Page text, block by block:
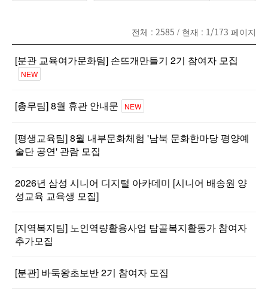
전체 : 2585 / 현재 : 1/173 페이지
[분관 교육여가문화팀] 손뜨개만들기 2기 참여자 모집
NEW
[총무팀] 8월 휴관 안내문 NEW
[평생교육팀] 8월 내부문화체험 '남북 문화한마당 평양예
술단 공연' 관람 모집
2026년 삼성 시니어 디지털 아카데미 [시니어 배송원 양
성교육 교육생 모집]
[지역복지팀] 노인역량활용사업 탑골복지활동가 참여자
추가모집
[분관] 바둑왕초보반 2기 참여자 모집